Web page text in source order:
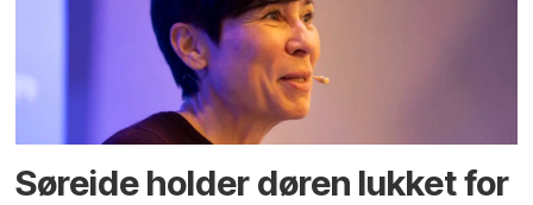
Søreide holder døren lukket for